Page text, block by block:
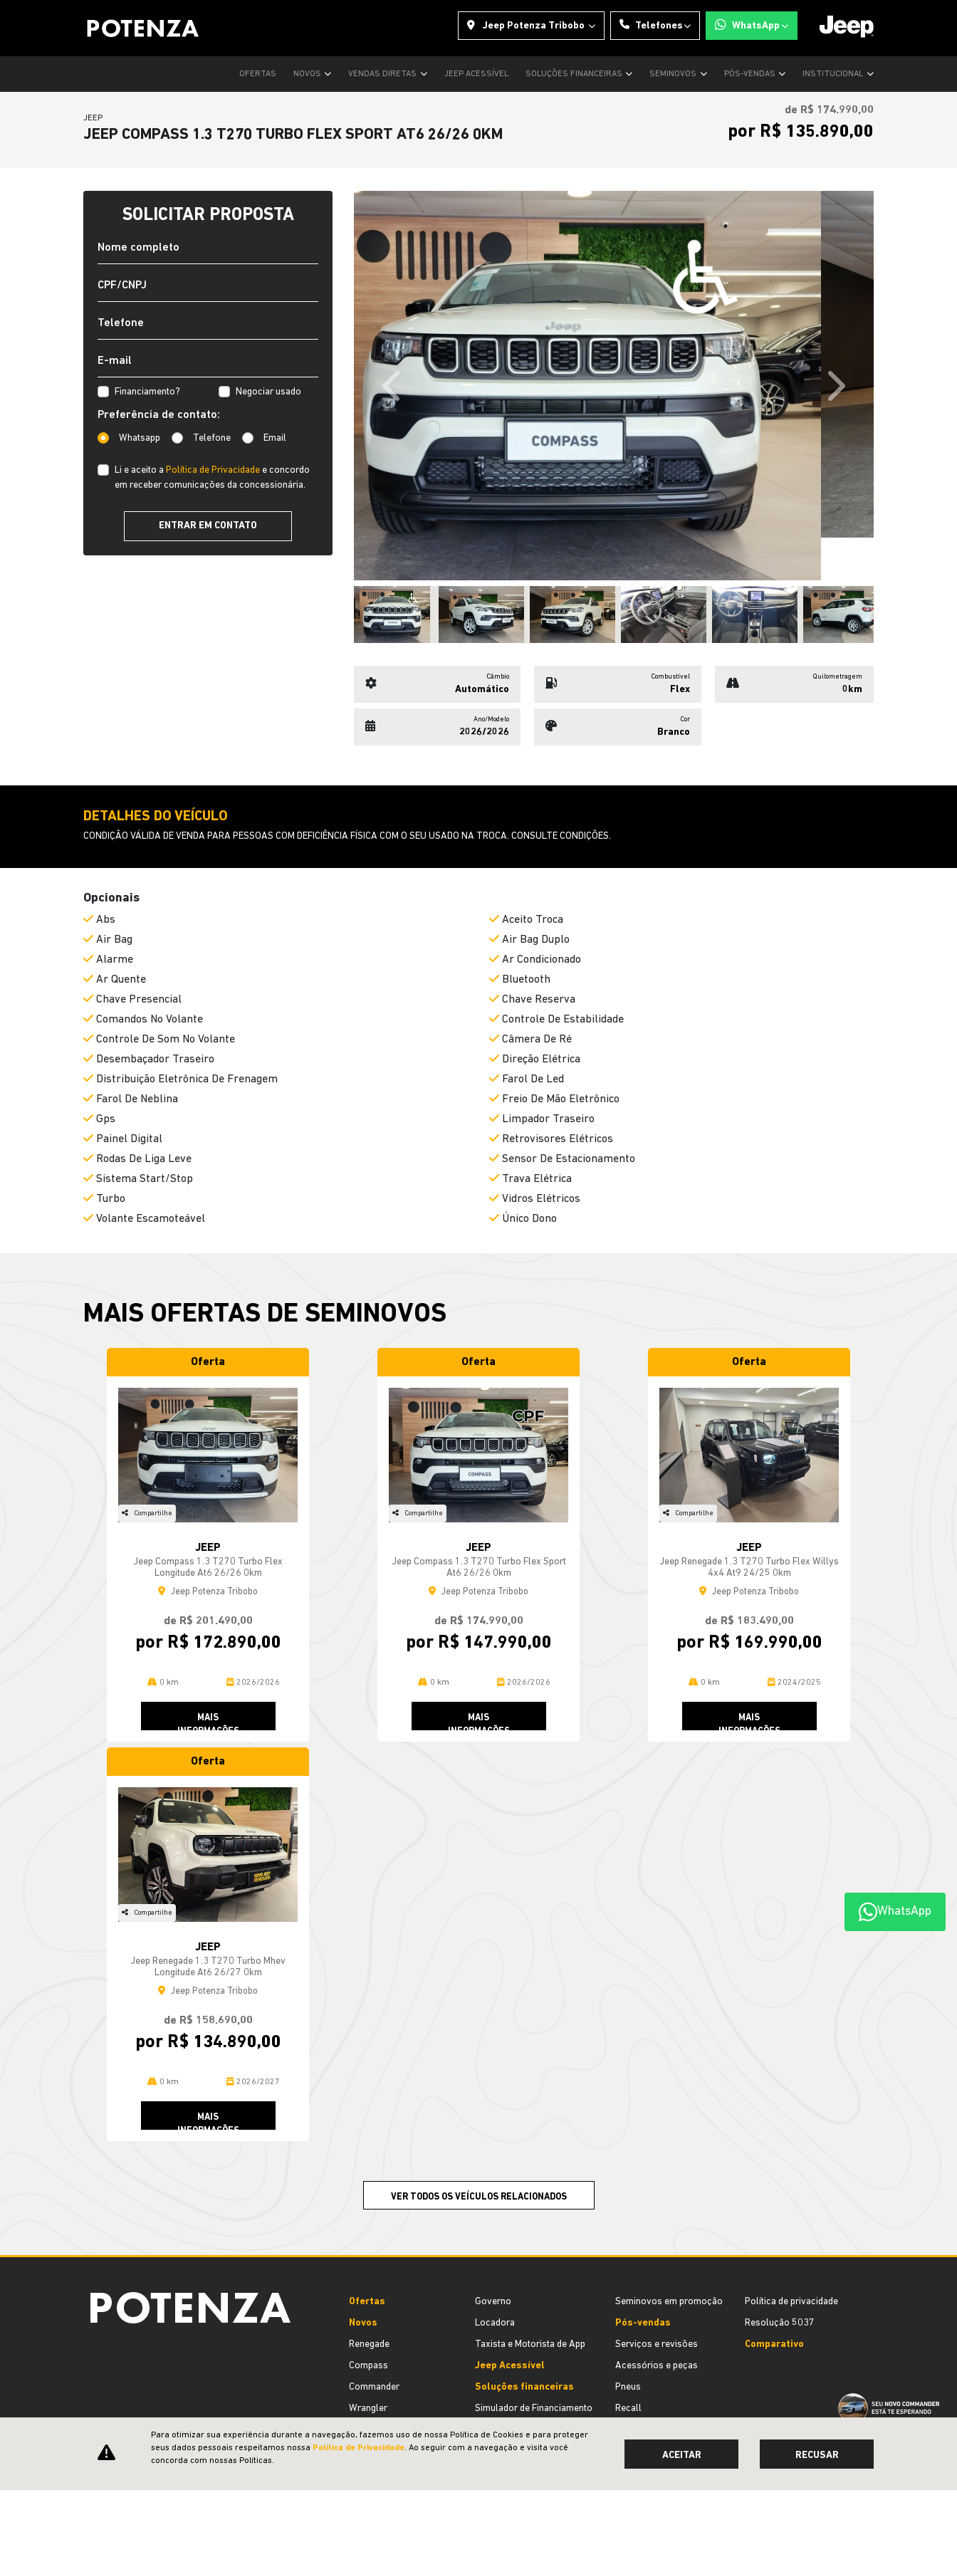
Jeep Potenza Tribobo Telefones WhatsApp
OFERTAS NOVOS VENDAS DIRETAS JEEP ACESSÍVEL SOLUÇÕES FINANCEIRAS SEMINOVOS PÓS-VENDAS INSTITUCIONAL
JEEP
JEEP COMPASS 1.3 T270 TURBO FLEX SPORT AT6 26/26 0KM
de R$ 174.990,00
por R$ 135.890,00
Previous Next
Câmbio
Automático
Combustível
Flex
Quilometragem
0km
Ano/Modelo
2026/2026
Cor
Branco
SOLICITAR PROPOSTA
Financiamento? Negociar usado
Preferência de contato:
Whatsapp Telefone Email
Li e aceito a Política de Privacidade e concordo
em receber comunicações da concessionária.
ENTRAR EM CONTATO
Air Bag
Alarme
Ar Condicionado
Ar Quente
Bluetooth
Chave Presencial
Chave Reserva
Comandos No Volante
Controle De Estabilidade
Controle De Som No Volante
Câmera De Ré
Desembaçador Traseiro
Direção Elétrica
Distribuição Eletrônica De Frenagem
Farol De Led
Farol De Neblina
Freio De Mão Eletrônico
Gps
Limpador Traseiro
Painel Digital
Retrovisores Elétricos
Rodas De Liga Leve
Sensor De Estacionamento
Sistema Start/Stop
Trava Elétrica
Turbo
Vidros Elétricos
Volante Escamoteável
Único Dono
Oferta
Compartilhe
JEEP
Jeep Compass 1.3 T270 Turbo Flex
Jeep Potenza Tribobo
de R$ 201.490,00
por R$ 172.890,00
0 km 2026/2026
INFORMAÇÕES
Compartilhe
JEEP
Jeep Compass 1.3 T270 Turbo Flex Sport
Jeep Potenza Tribobo
de R$ 174.990,00
por R$ 147.990,00
0 km 2026/2026
INFORMAÇÕES
Compartilhe
JEEP
Jeep Renegade 1.3 T270 Turbo Flex Willys
Jeep Potenza Tribobo
de R$ 183.490,00
por R$ 169.990,00
0 km 2024/2025
INFORMAÇÕES
Oferta
Compartilhe
JEEP
Jeep Renegade 1.3 T270 Turbo Mhev
Jeep Potenza Tribobo
de R$ 158.690,00
por R$ 134.890,00
0 km 2026/2027
INFORMAÇÕES
WhatsApp
Desacelere. Seu bem maior é a vida.
Ofertas
Renegade
Compass
Commander
Wrangler
Gladiator
Vendas diretas
CNPJ e microempresário
Produtor rural
Governo
Taxista e Motorista de App
Jeep Acessível
Soluções financeiras
Simulador de Financiamento
Consórcio
Seguro
Seminovos
Estoque de seminovos
Seminovos em promoção
Serviços e revisões
Acessórios e peças
Pneus
Recall
Institucional
Quem somos
Agende um test-drive
Política de privacidade
Comparativo
Para otimizar sua experiência durante a navegação, fazemos uso de nossa Política de Cookies e para proteger
seus dados pessoais respeitamos nossa Política de Privacidade. Ao seguir com a navegação e visita você
concorda com nossas Políticas.
ACEITAR RECUSAR